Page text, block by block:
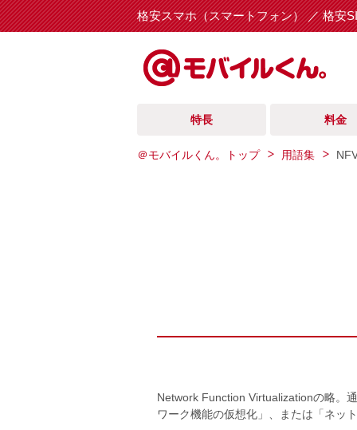
格安スマホ（スマートフォン） ／ 格安
特長 料金
＠モバイルくん。トップ 用語集
Network Function Virtualizationの略。
ワーク機能の仮想化」、または「ネッ